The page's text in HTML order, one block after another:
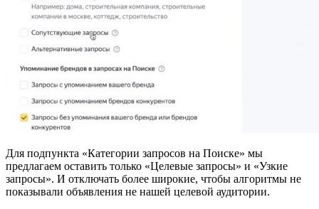
Для подпункта «Категории запросов на Поиске» мы
предлагаем оставить только «Целевые запросы» и «Узкие
запросы». И отключать более широкие, чтобы алгоритмы не
показывали объявления не нашей целевой аудитории.